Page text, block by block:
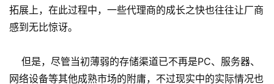
拓展上，在此过程中，一些代理商的成长之快也往往让厂商
感到无比惊讶。
但是，尽管当初薄弱的存储渠道已不再是PC、服务器、
网络设备等其他成熟市场的附庸，不过现实中的实际情况也